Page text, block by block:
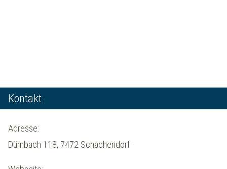
Kontakt
Adresse:
Dürnbach 118, 7472 Schachendorf